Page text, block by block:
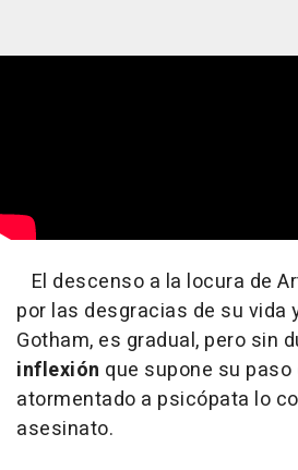
El descenso a la locura de
por las desgracias de su vida
Gotham, es gradual, pero sin
inflexión que supone su
atormentado a psicópata lo
asesinato.